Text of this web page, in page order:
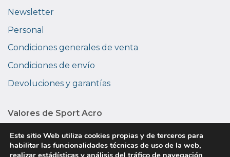
Newsletter
Personal
Condiciones generales de venta
Condiciones de envío
Devoluciones y garantías
Valores de Sport Acro
Privacidad
Este sitio Web utiliza cookies propias y de terceros para
habilitar las funcionalidades técnicas de uso de la web,
realizar estádísticas y análisis del tráfico de navegación